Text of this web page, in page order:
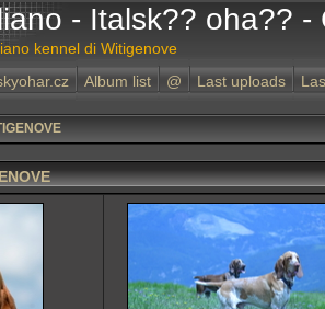
- Italsk?? oha?? -
kennel di Witigenove
Album list @ Last uploads